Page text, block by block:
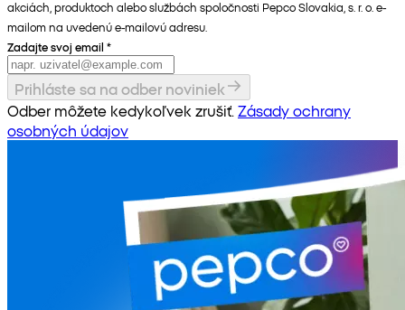
akciách, produktoch alebo službách spoločnosti Pepco Slovakia, s. r. o. e-
mailom na uvedenú e-mailovú adresu.
Zadajte svoj email *
Prihláste sa na odber noviniek
Odber môžete kedykoľvek zrušiť. Zásady ochrany
osobných údajov